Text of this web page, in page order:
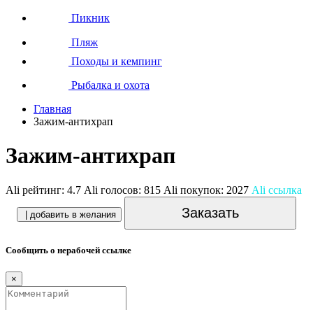
Пикник
Пляж
Походы и кемпинг
Рыбалка и охота
Главная
Зажим-антихрап
Зажим-антихрап
Ali рейтинг: 4.7 Ali голосов: 815 Ali покупок: 2027 Ali ссылка
| добавить в желания Заказать
Сообщить о нерабочей ссылке
×